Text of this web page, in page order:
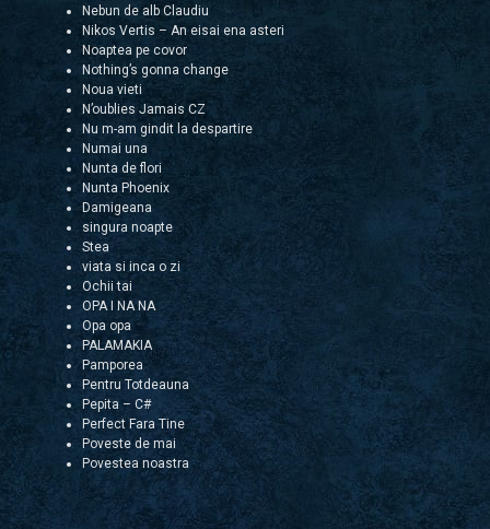
Nebun de alb Claudiu
Nikos Vertis – An eisai ena asteri
Noaptea pe covor
Nothing’s gonna change
Noua vieti
N’oublies Jamais CZ
Nu m-am gindit la despartire
Numai una
Nunta de flori
Nunta Phoenix
Damigeana
singura noapte
Stea
viata si inca o zi
Ochii tai
OPA I NA NA
Opa opa
PALAMAKIA
Pamporea
Pentru Totdeauna
Pepita – C#
Perfect Fara Tine
Poveste de mai
Povestea noastra